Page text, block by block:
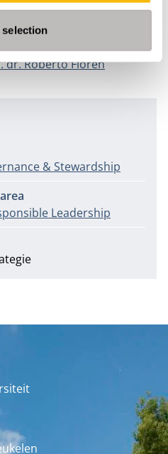
dr. Roberto Flören
& Stewardship
Leadership